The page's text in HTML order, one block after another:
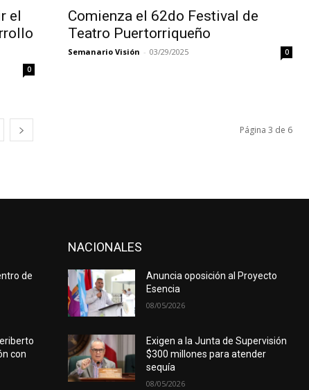
el
0
Comienza el 62do Festival de
Teatro Puertorriqueño
Semanario Visión - 03/29/2025 0
Página 3 de 6
de
con
NACIONALES
Anuncia oposición al Proyecto
Esencia
08/05/2026
Exigen a la Junta de Supervisión
$300 millones para atender
sequía
08/05/2026